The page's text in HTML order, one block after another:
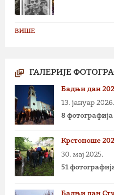
ВИШЕ
ГАЛЕРИЈЕ
Бадњи дан
13. јануар 2026.
8 фотографија
Крстоноше
30. мај 2025.
51
Бадњи дан